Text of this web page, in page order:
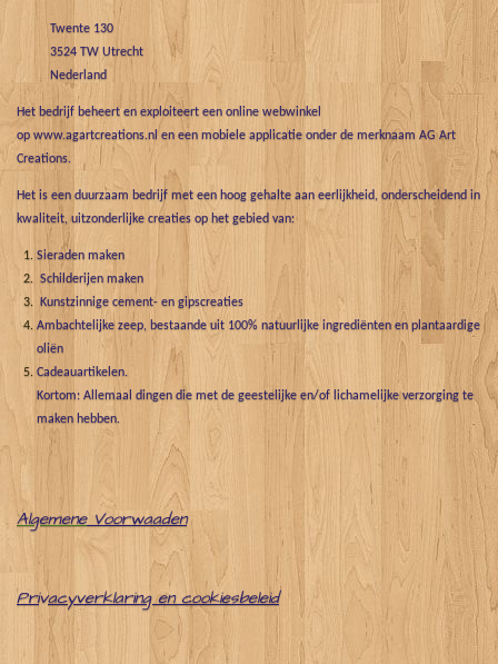
Twente 130
3524 TW Utrecht
Nederland
Het bedrijf beheert en exploiteert een online webwinkel
op www.agartcreations.nl en een mobiele applicatie onder de merknaam AG Art
Creations.
Het is een duurzaam bedrijf met een hoog gehalte aan eerlijkheid, onderscheidend in
kwaliteit, uitzonderlijke creaties op het gebied van:
Sieraden maken
Schilderijen maken
Kunstzinnige cement- en gipscreaties
Ambachtelijke zeep, bestaande uit 100% natuurlijke ingrediënten en plantaardige
oliën
Cadeauartikelen.
Kortom: Allemaal dingen die met de geestelijke en/of lichamelijke verzorging te
maken hebben.
Algemene Voorwaaden
Privacyverklaring en cookiesbeleid